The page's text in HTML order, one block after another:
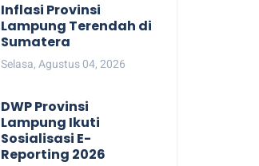
Inflasi Provinsi
Lampung Terendah di
Sumatera
Selasa, Agustus 04, 2026
DWP Provinsi
Lampung Ikuti
Sosialisasi E-
Reporting 2026